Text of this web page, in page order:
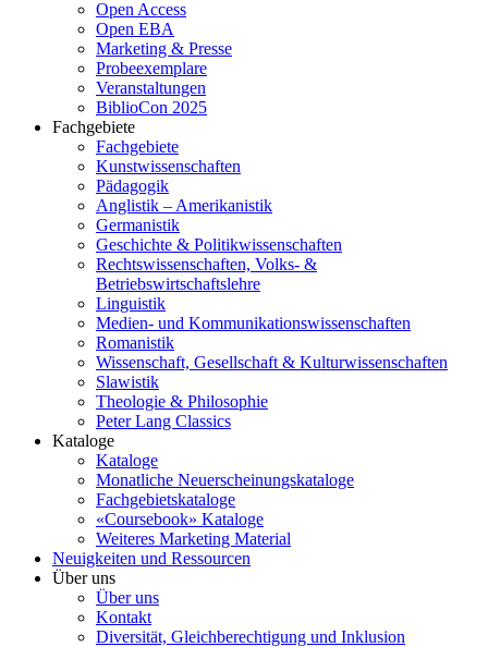
Open Access
Open EBA
Marketing & Presse
Probeexemplare
Veranstaltungen
BiblioCon 2025
Fachgebiete
Fachgebiete
Kunstwissenschaften
Pädagogik
Anglistik – Amerikanistik
Germanistik
Geschichte & Politikwissenschaften
Rechtswissenschaften, Volks- &
Betriebswirtschaftslehre
Linguistik
Medien- und Kommunikationswissenschaften
Romanistik
Wissenschaft, Gesellschaft & Kulturwissenschaften
Slawistik
Theologie & Philosophie
Peter Lang Classics
Kataloge
Kataloge
Monatliche Neuerscheinungskataloge
Fachgebietskataloge
«Coursebook» Kataloge
Weiteres Marketing Material
Neuigkeiten und Ressourcen
Über uns
Über uns
Kontakt
Diversität, Gleichberechtigung und Inklusion